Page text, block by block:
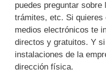
puedes preguntar
trámites, etc. Si quieres
medios electrónicos te
directos y gratuitos. Y
instalaciones de la
dirección física.